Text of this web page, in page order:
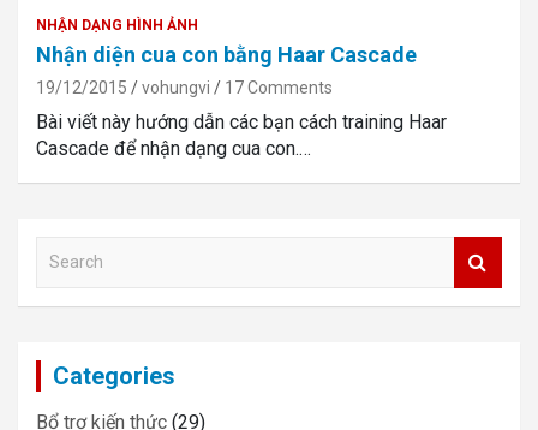
NHẬN DẠNG HÌNH ẢNH
Nhận diện cua con bằng Haar Cascade
19/12/2015 vohungvi 17 Comments
Bài viết này hướng dẫn các bạn cách training Haar
Cascade để nhận dạng cua con.…
a
Categories
Bổ trợ kiến thức (29)